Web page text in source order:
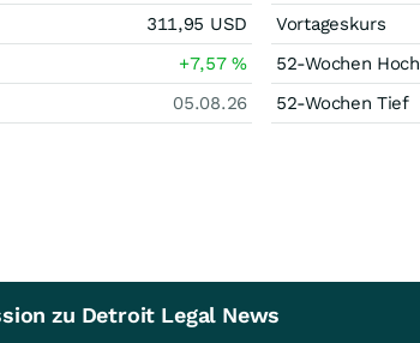
311,95 USD
+7,57%
05.08.26
Vortageskurs
52-Wochen Hoch
52-Wochen Tief
zu Detroit Legal News